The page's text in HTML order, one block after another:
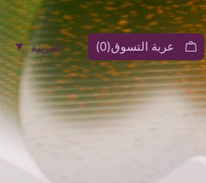
عربة التسوق(0
) العربية